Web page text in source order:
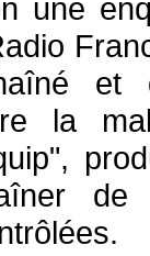
une
et
la
de